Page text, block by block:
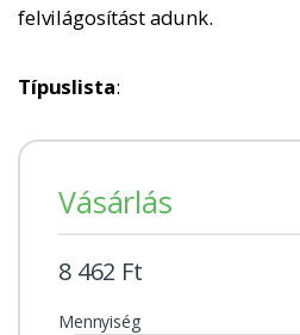
felvilágosítást adunk.
Típuslista:
Vásárlás
8 462 Ft
Mennyiség